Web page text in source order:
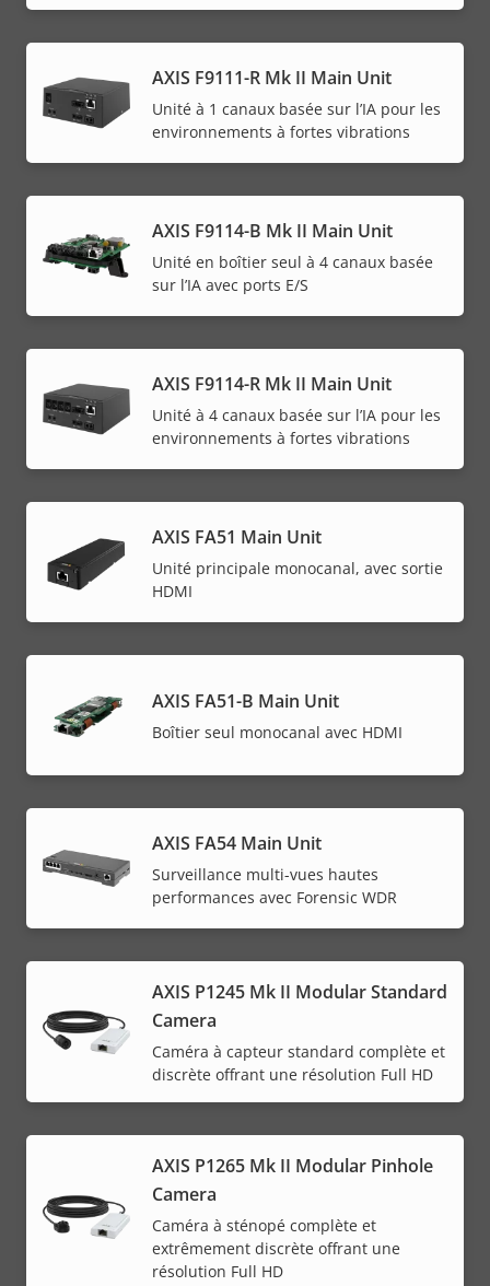
AXIS F9111-R Mk II Main Unit
Unité à 1 canaux basée sur l’IA pour les
environnements à fortes vibrations
AXIS F9114-B Mk II Main Unit
Unité en boîtier seul à 4 canaux basée
sur l’IA avec ports E/S
AXIS F9114-R Mk II Main Unit
Unité à 4 canaux basée sur l’IA pour les
environnements à fortes vibrations
AXIS FA51 Main Unit
Unité principale monocanal, avec sortie
HDMI
AXIS FA51-B Main Unit
Boîtier seul monocanal avec HDMI
AXIS FA54 Main Unit
Surveillance multi-vues hautes
performances avec Forensic WDR
AXIS P1245 Mk II Modular Standard
Camera
Caméra à capteur standard complète et
discrète offrant une résolution Full HD
AXIS P1265 Mk II Modular Pinhole
Camera
Caméra à sténopé complète et
extrêmement discrète offrant une
résolution Full HD